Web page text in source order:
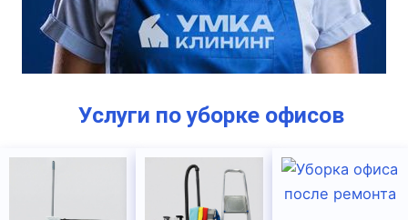
Услуги по уборке офисов